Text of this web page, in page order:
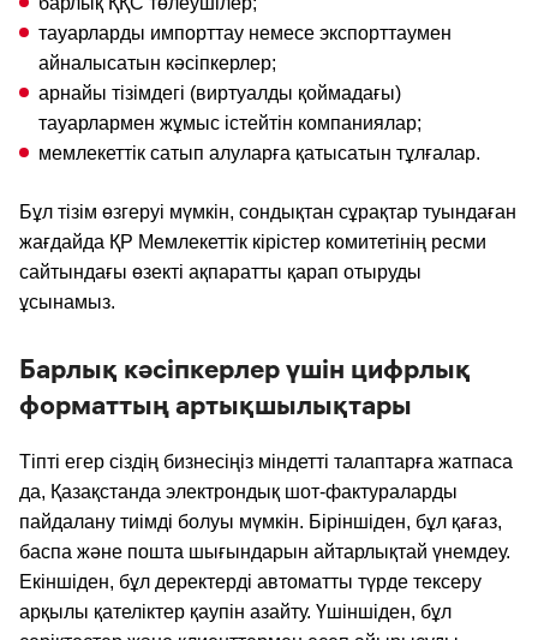
тауарларды импорттау немесе экспорттаумен
айналысатын кәсіпкерлер;
арнайы тізімдегі (виртуалды қоймадағы)
тауарлармен жұмыс істейтін компаниялар;
мемлекеттік сатып алуларға қатысатын тұлғалар.
Бұл тізім өзгеруі мүмкін, сондықтан сұрақтар туындаған
жағдайда ҚР Мемлекеттік кірістер комитетінің ресми
сайтындағы өзекті ақпаратты қарап отыруды
ұсынамыз.
Барлық кәсіпкерлер үшін цифрлық
форматтың артықшылықтары
Тіпті егер сіздің бизнесіңіз міндетті талаптарға жатпаса
да, Қазақстанда электрондық шот-фактураларды
пайдалану тиімді болуы мүмкін. Біріншіден, бұл қағаз,
баспа және пошта шығындарын айтарлықтай үнемдеу.
Екіншіден, бұл деректерді автоматты түрде тексеру
арқылы қателіктер қаупін азайту. Үшіншіден, бұл